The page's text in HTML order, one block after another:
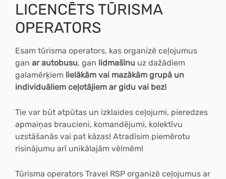
LICENCĒTS TŪRISMA
OPERATORS
Esam tūrisma operators, kas organizē ceļojumus
gan ar autobusu, gan lidmašīnu uz dažādiem
galamērķiem lielākām vai mazākām grupā un
individuāliem ceļotājiem ar gidu vai bez!
Tie var būt atpūtas un izklaides ceļojumi, pieredzes
apmaiņas braucieni, komandējumi, kolektīvu
uzstāšanās vai pat kāzas! Atradīsim piemērotu
risinājumu arī unikālajām vēlmēm!
Tūrisma operators Travel RSP organizē ceļojumus ar